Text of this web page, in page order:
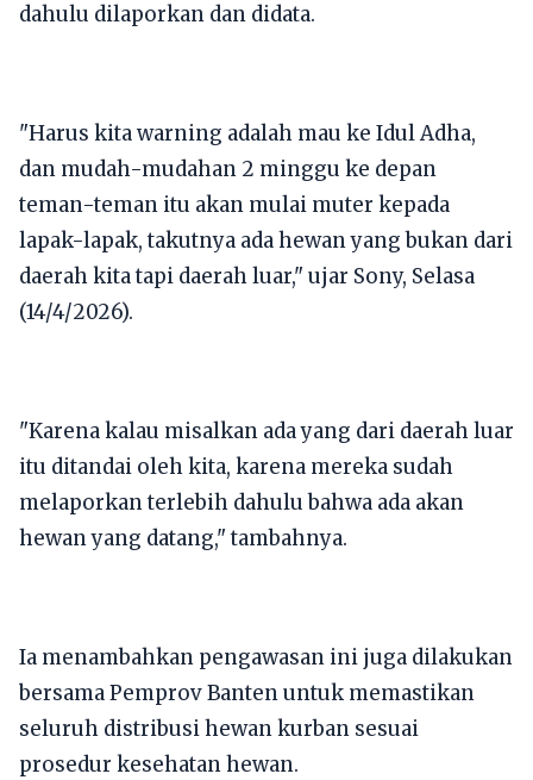
dahulu dilaporkan dan didata.
"Harus kita warning adalah mau ke Idul Adha,
dan mudah-mudahan 2 minggu ke depan
teman-teman itu akan mulai muter kepada
lapak-lapak, takutnya ada hewan yang bukan dari
daerah kita tapi daerah luar," ujar Sony, Selasa
(14/4/2026).
"Karena kalau misalkan ada yang dari daerah luar
itu ditandai oleh kita, karena mereka sudah
melaporkan terlebih dahulu bahwa ada akan
hewan yang datang," tambahnya.
Ia menambahkan pengawasan ini juga dilakukan
bersama Pemprov Banten untuk memastikan
seluruh distribusi hewan kurban sesuai
prosedur kesehatan hewan.